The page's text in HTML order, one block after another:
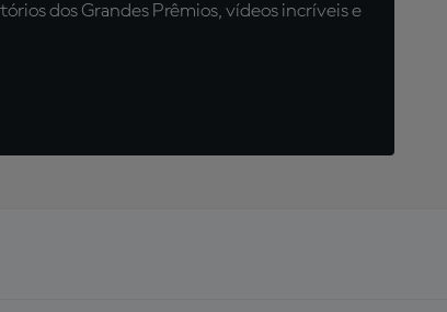
dos Grandes Prêmios, vídeos incríveis e